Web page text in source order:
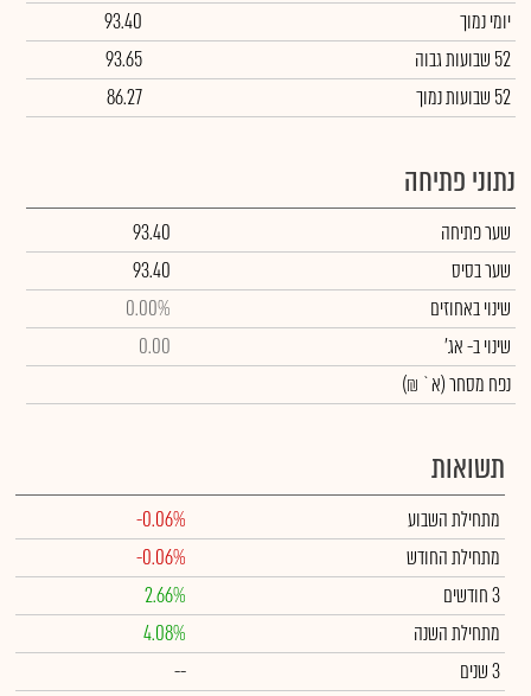
יומי נמוך
93.40
52 שבועות גבוה
93.65
52 שבועות נמוך
86.27
נתוני פתיחה
שער פתיחה
93.40
שער בסיס
93.40
שינוי באחוזים
0.00%
שינויב- אג'
0.00
נפח מסחר(א` ₪)
תשואות
מתחילת השבוע
-0.06%
מתחילת החודש
-0.06%
3 חודשים
2.66%
מתחילת השנה
4.08%
3 שנים
--